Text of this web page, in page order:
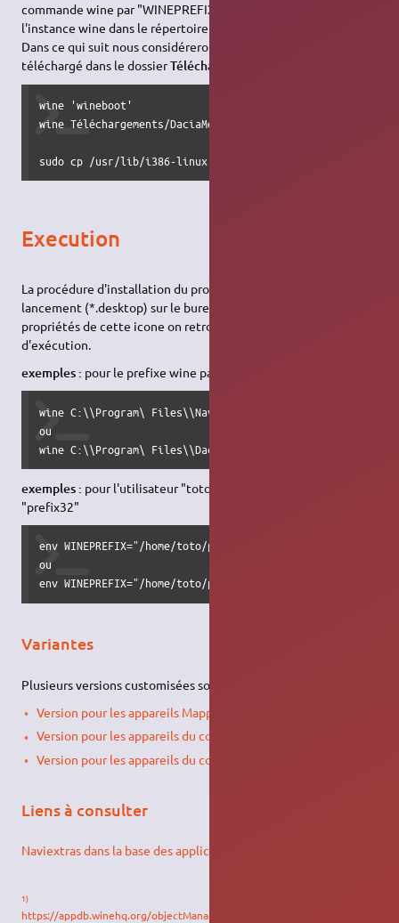
commande wine par "WINEPREFIX=~/prefix32" pour créer
l'instance wine dans le répertoire ~/prefix32.
Dans ce qui suit nous considérerons que naviextras est
téléchargé dans le dossierTéléchargements
wine 'wineboot'
wine Téléchargements/DaciaMediaNavEvolutionToolbox-
sudo cp /usr/lib/i386-linux-gnu/libgnutls-deb0.so.28 /
Execution
La procédure d'installation du produit crée une icone de
lancement (*.desktop) sur le bureau. En regardant les
propriétés de cette icone on retrouve la commande
d'exécution.
exemples : pour le prefixe wine par défaut ".wine"
wine C:\\Program\
ou
wine C:\\Program\ Files\\Dacia\ Media\
exemples : pour l'utilisateur "toto" et le prefixe wine
"prefix32"
env WINEPREFIX="/home/toto/prefix32" wine
ou
env WINEPREFIX="/home/toto/prefix32" wine
Variantes
Plusieurs versions customisées sont disponibles :
Version pour les appareils Mappy
Version pour les appareils du constructeur Renault
Version pour les appareils du constructeur Dacia
Liens à consulter
Naviextras dans la base des applications de WineHQ
1)
https://appdb.winehq.org/objectManager.php?sClass=version&iId=32471